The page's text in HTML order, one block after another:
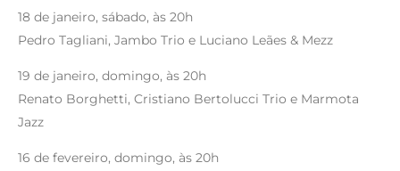
18 de janeiro, sábado, às 20h
Pedro Tagliani, Jambo Trio e Luciano Leães & Mezz
19 de janeiro, domingo, às 20h
Renato Borghetti, Cristiano Bertolucci Trio e Marmota
Jazz
16 de fevereiro, domingo, às 20h